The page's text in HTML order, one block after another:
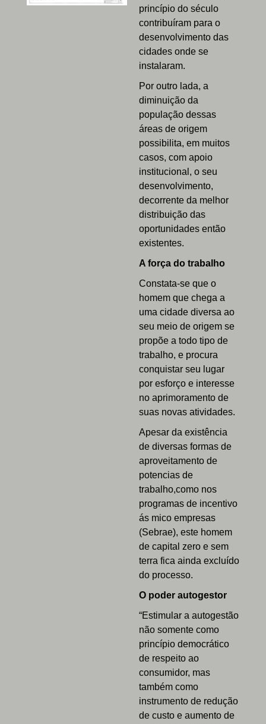
princípio do século
contribuíram para o
desenvolvimento das
cidades onde se
instalaram.
Por outro lada, a
diminuição da
população dessas
áreas de origem
possibilita, em muitos
casos, com apoio
institucional, o seu
desenvolvimento,
decorrente da melhor
distribuição das
oportunidades então
existentes.
A força do trabalho
Constata-se que o
homem que chega a
uma cidade diversa ao
seu meio de origem se
propõe a todo tipo de
trabalho, e procura
conquistar seu lugar
por esforço e interesse
no aprimoramento de
suas novas atividades.
Apesar da existência
de diversas formas de
aproveitamento de
potencias de
trabalho,como nos
programas de incentivo
ás mico empresas
(Sebrae), este homem
de capital zero e sem
terra fica ainda excluído
do processo.
O poder autogestor
“Estimular a autogestão
não somente como
princípio democrático
de respeito ao
consumidor, mas
também como
instrumento de redução
de custo e aumento de